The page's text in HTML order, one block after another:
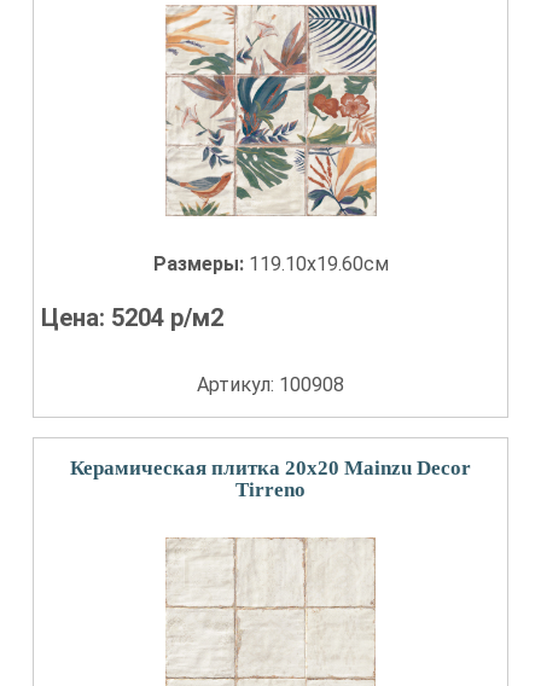
Размеры: 119.10x19.60см
Цена: 5204 р/м2
Артикул: 100908
Керамическая плитка 20x20 Mainzu Decor
Tirreno